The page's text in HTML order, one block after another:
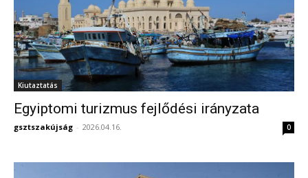
Kiutaztatás
Egyiptomi turizmus fejlődési irányzata
gsztszakújság - 2026.04.16. 0